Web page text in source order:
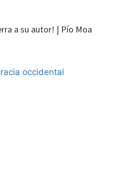
a su autor! | Pío Moa